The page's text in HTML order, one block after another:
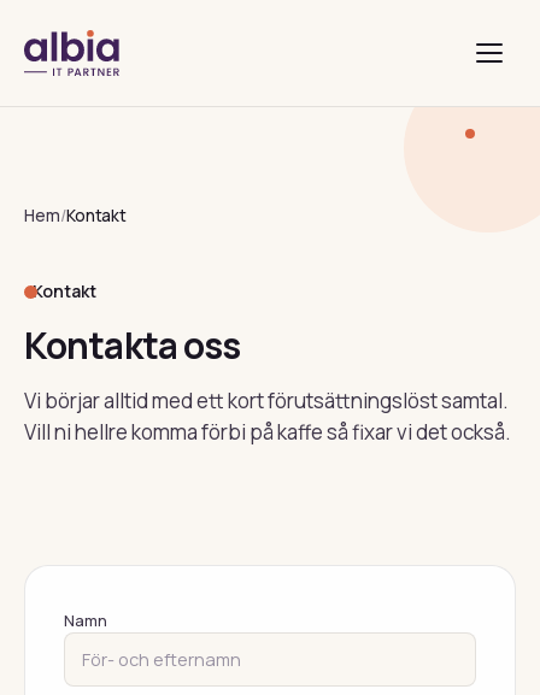
Hem/Kontakt
Kontakt
Kontakta oss
Vi börjar alltid med ett kort förutsättningslöst samtal.
Vill ni hellre komma förbi på kaffe så fixar vi det också.
Namn